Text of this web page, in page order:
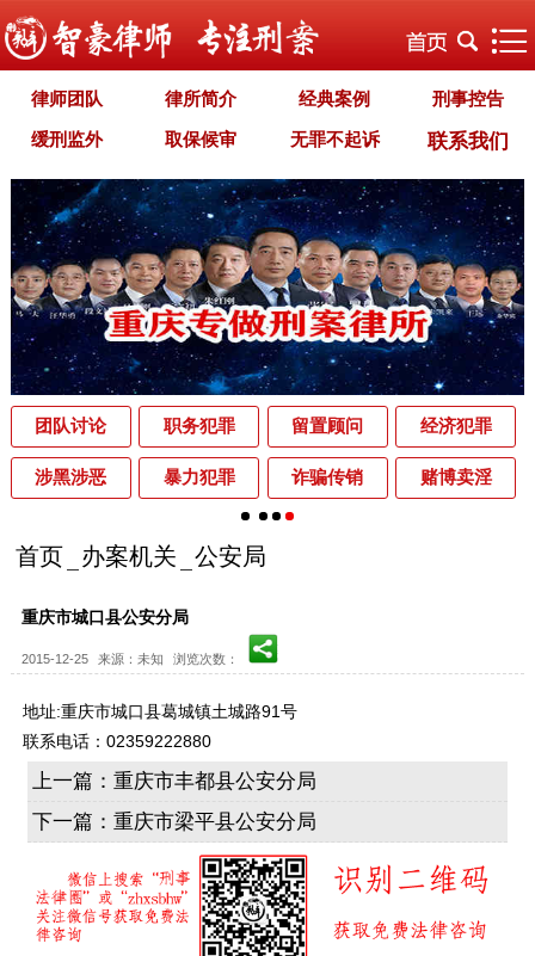
律师团队 律所简介 经典案例 刑事控告
缓刑监外 取保候审 无罪不起诉 联系我们
职务犯罪 经济犯罪 毒品犯罪 罪名专题
智豪文化 自首立功 首席律师致辞 智豪视野
刑罚种类 刑事法规 犯罪释义 刑事知识
法律援助 刑事资讯 刑事文书 案件动态
辩护词集 常见问题 办理中的案件 业务范围
为什么选择智豪 办案机关 中国法律讲堂 辨别伪专业
罪名解析库 网站地图
团队讨论 职务犯罪 留置顾问 经济犯罪
涉黑涉恶 暴力犯罪 诈骗传销 赌博卖淫
首页 办案机关 公安局
重庆市城口县公安分局
2015-12-25 来源：未知 浏览次数：
地址:重庆市城口县葛城镇土城路91号
联系电话：02359222880
上一篇：重庆市丰都县公安分局
下一篇：重庆市梁平县公安分局